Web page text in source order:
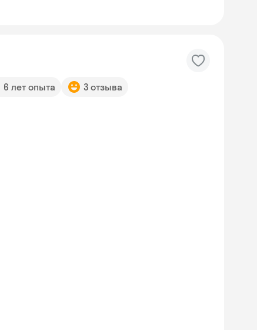
6 лет опыта 3 отзыва